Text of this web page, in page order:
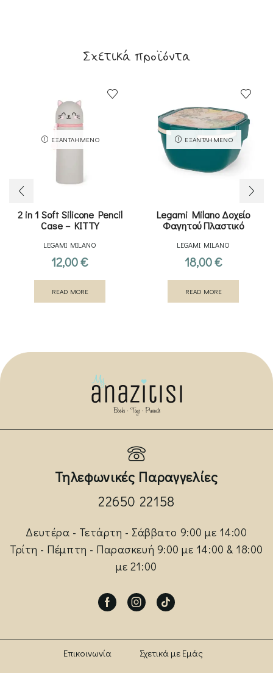
Σχετικά προϊόντα
ΕΞΑΝΤΛΗΜΈΝΟ
2 in 1 Soft Silicone Pencil
Case – KITTY
LEGAMI MILANO
12,00€
READ MORE
ΕΞΑΝΤΛΗΜΈΝΟ
Legami Milano Δοχείο
Φαγητού Πλαστικό
LEGAMI MILANO
18,00€
READ MORE
Τηλεφωνικές Παραγγελίες
22650 22158
Δευτέρα - Τετάρτη - Σάββατο 9:00 με 14:00
Τρίτη - Πέμπτη - Παρασκευή 9:00 με 14:00 & 18:00
με 21:00
FacebookInstagram
Tik-
Επικοινωνία Σχετικά με Εμάς